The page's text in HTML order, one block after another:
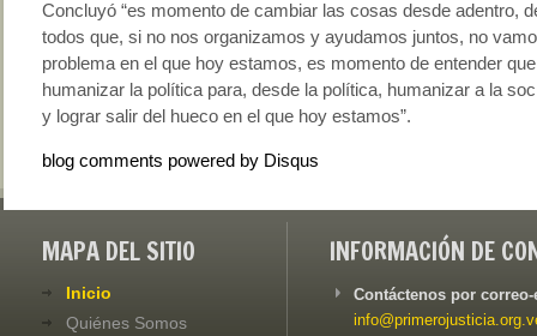
Concluyó “es momento de cambiar las cosas desde adentro,
todos que, si no nos organizamos y ayudamos juntos, no
problema en el que hoy estamos, es momento de entender
humanizar la política para, desde la política, humanizar a la
y lograr salir del hueco en el que hoy estamos”.
blog comments powered by Disqus
MAPA DEL SITIO
Inicio
Quiénes Somos
INFORMACIÓN DE
Contáctenos por